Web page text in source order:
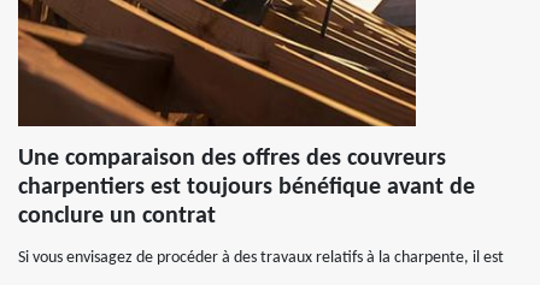
Une comparaison des offres des couvreurs
charpentiers est toujours bénéfique avant de
conclure un contrat
Si vous envisagez de procéder à des travaux relatifs à la charpente, il est